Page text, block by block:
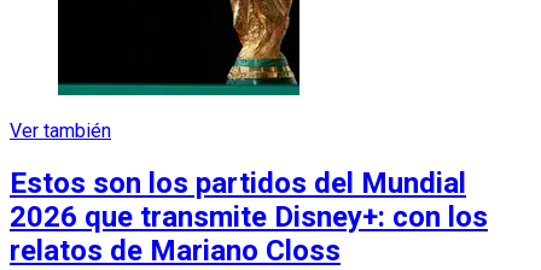
Ver también
Estos son los partidos del Mundial
2026 que transmite Disney+: con los
relatos de Mariano Closs